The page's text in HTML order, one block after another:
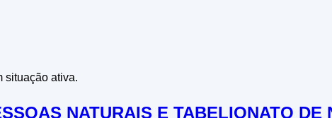
situação ativa.
NATURAIS E TABELIONATO DE